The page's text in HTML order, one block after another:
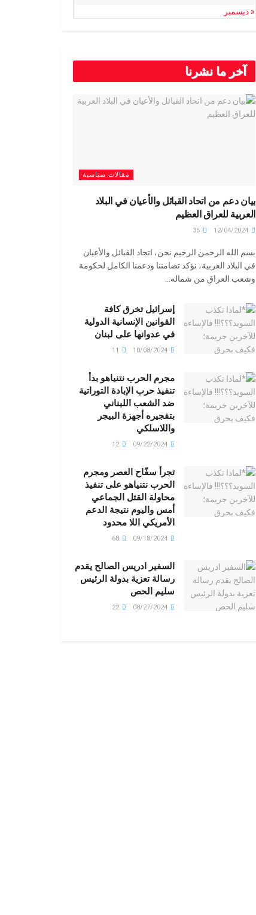
« ديسمبر
آخر ما نشرنا
مقالات سياسية
بيان دعم من اتحاد القبائل والأعيان في البلاد
العربية للعراق العظيم
بسم الله الرحمن الرحيم نحن، اتحاد القبائل والأعيان
في البلاد العربية، نؤكد تضامننا ودعمنا الكامل لحكومة
وشعب العراق من شماله...
إسرائيل تخرق كافة
القوانين الإنسانية الدولية
في عدوانها على لبنان
مجرم الحرب نتنياهو بدأ
تنفيذ حرب الإبادة التوراتية
ضد الشعب اللبناني
بتفجيره أجهزة البيجر
واللاسلكي
تجرأ سفّاح العصر ومجرم
الحرب نتنياهو على تنفيذ
محاولة القتل الجماعي
أمس واليوم نتيجة الدعم
الأمريكي اللا محدود
السفير ادريس الصالح يقدم
رسالة تعزية بدولة الرئيس
سليم الحص